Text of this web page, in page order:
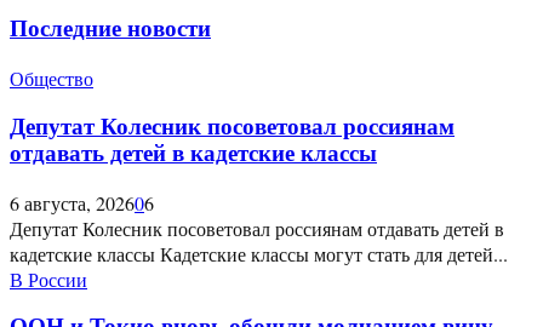
Последние новости
Общество
Депутат Колесник посоветовал россиянам
отдавать детей в кадетские классы
6 августа, 202606
Депутат Колесник посоветовал россиянам отдавать детей в
кадетские классы Кадетские классы могут стать для детей...
В России